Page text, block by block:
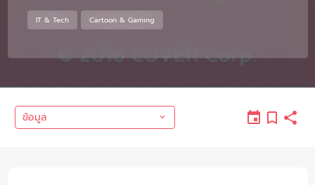
IT & Tech Cartoon & Gaming
ข้อมูล